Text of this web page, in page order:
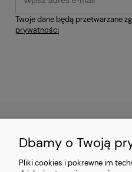
Twoje dane będą przetwarzane
prywatności
SKLEP
Dbamy o Twoją
Pliki cookies i pokrewne im